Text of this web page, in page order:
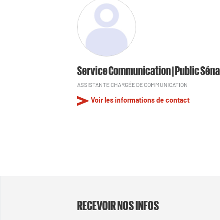
Service Communication | Public
ASSISTANTE CHARGÉE DE COMMUNICATION
Voir les informations de contact
RECEVOIR NOS INFOS